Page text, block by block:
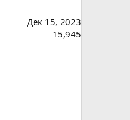
Дек 15, 2023
15,945